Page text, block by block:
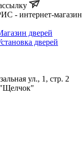
- интернет-магазин
дверей
дверей
ул., 1, стр. 2
"Щелчок"